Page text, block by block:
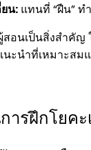
น: แทนที่ “ฝืน” ท
อนเป็นสิ่งสำคัญ
ะนำที่เหมาะสม
ารฝึกโยค